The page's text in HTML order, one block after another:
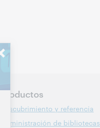
Productos
Descubrimiento y referencia
Administración de bibliotecas